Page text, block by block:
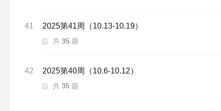
41 2025第41周（10.13-10.19）
共 35 题
42 2025第40周（10.6-10.12）
共 35 题